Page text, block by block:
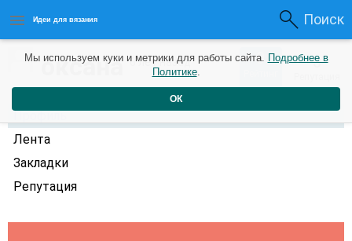
Идеи для вязания Поиск
оксана6 лет назад 0 0
Профиль
Лента
Закладки
Репутация
Мы используем куки и метрики для работы сайта. Подробнее в
Политике.
ОК